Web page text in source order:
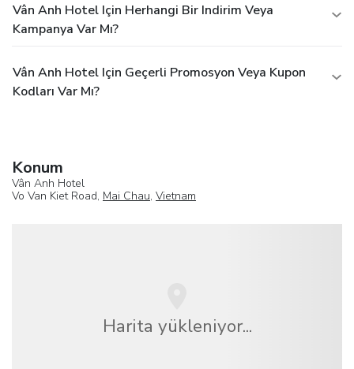
Vân Anh Hotel Için Herhangi Bir Indirim Veya
Kampanya Var Mı?
Vân Anh Hotel Için Geçerli Promosyon Veya Kupon
Kodları Var Mı?
Konum
Vân Anh Hotel
Vo Van Kiet Road, Mai Chau, Vietnam
Harita yükleniyor...